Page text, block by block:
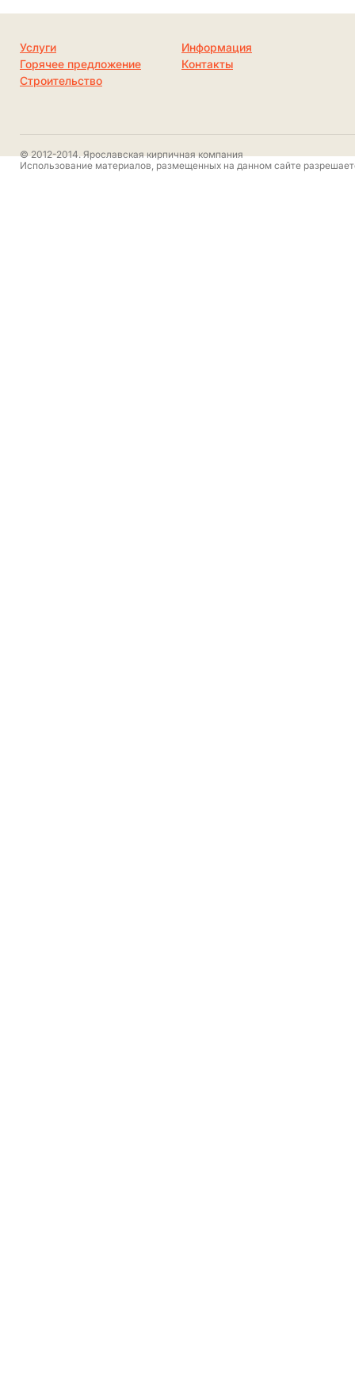
Услуги
Горячее предложение
Строительство
Информация
Контакты
© 2012-2014. Ярославская кирпичная компания
Использование материалов, размещенных на данном сайте